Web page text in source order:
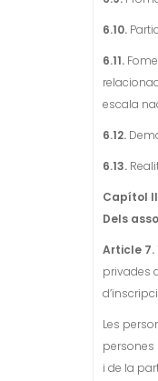
6.10.
6.11.
escala
6.12.
6.13.
Capítol
Dels
Article 7.
privades
Les
persones
i de la